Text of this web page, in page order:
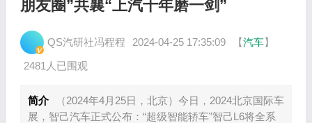
朋友圈”共襄“上汽十年磨一剑”
QS汽研社冯程程 2024-04-25 17:35:09 【汽车】
2481人已围观
简介
（2024年4月25日，北京）今日，2024北京国际车
展，智己汽车正式公布：“超级智能轿车”智己L6将全系